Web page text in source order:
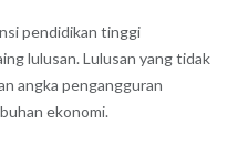
pendidikan tinggi
lulusan. Lulusan yang tidak
angka pengangguran
ekonomi.